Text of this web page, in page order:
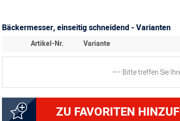
Bäckermesser, einseitig schneidend - Varianten
Artikel-Nr. Variante
–– Bitte treffen Sie
5000266010 Bäckermesser
ZU FAVORITEN